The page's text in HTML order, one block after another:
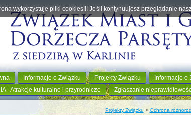
Informacje o Związku Projekty Związku Informacje o
- Atrakcje kulturalne i przyrodnicze
Zgłaszanie
Projekty Związku > Ochrona
wykorzystuje pliki cookies!!! Jeśli kontynuujesz przeglądanie